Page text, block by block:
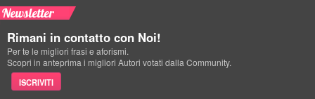
Newsletter
Rimani in contatto con Noi!
Per te le migliori frasi e aforismi.
Scopri in anteprima i migliori Autori votati dalla Community.
ISCRIVITI